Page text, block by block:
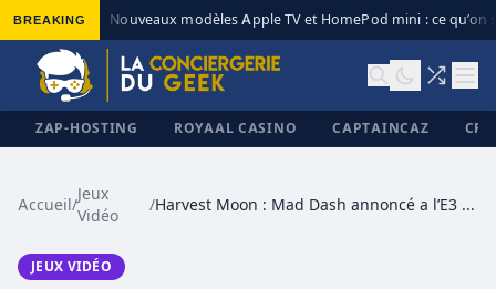
BREAKING Nouveaux modèles Apple TV et HomePod mini : ce qu’on
ZAP-HOSTING ROYAAL CASINO CAPTAINCAZ
Accueil/
Jeux
Vidéo
/ Harvest Moon : Mad Dash annoncé a l’E3 2019
JEUX VIDÉO